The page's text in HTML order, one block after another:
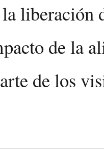
liberación
de la
de los